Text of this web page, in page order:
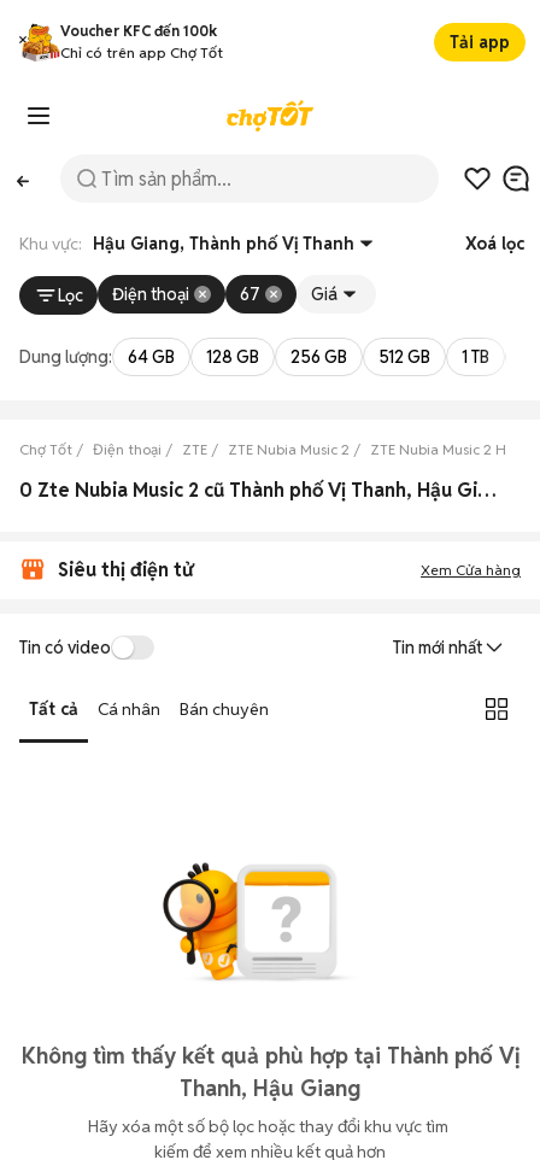
Voucher KFC đến 100k
Chỉ có trên app Chợ Tốt
Tải app
Khu vực: Hậu Giang, Thành phố Vị Thanh Xoá lọc
Lọc Điện thoại 67 Giá
Dung lượng: 64 GB 128 GB 256 GB 512 GB 1 TB
Chợ Tốt Điện thoại ZTE ZTE Nubia Music 2 ZTE Nubia Music 2 Hậu
0 Zte Nubia Music 2 cũ Thành phố Vị Thanh, Hậu Giang đẹp
Siêu thị điện tử Xem Cửa hàng
Tin có video Tin mới nhất
Tất cả Cá nhân Bán chuyên
Không tìm thấy kết quả phù hợp tại Thành phố Vị
Thanh, Hậu Giang
Hãy xóa một số bộ lọc hoặc thay đổi khu vực tìm
kiếm để xem nhiều kết quả hơn